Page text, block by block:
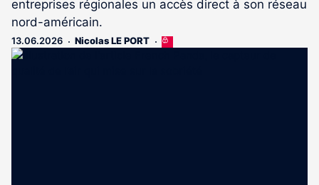
entreprises régionales un accès direct à son réseau
nord-américain.
13.06.2026 Nicolas LE PORT
Cet